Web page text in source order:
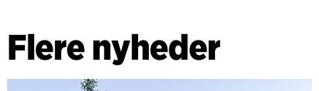
Flere nyheder